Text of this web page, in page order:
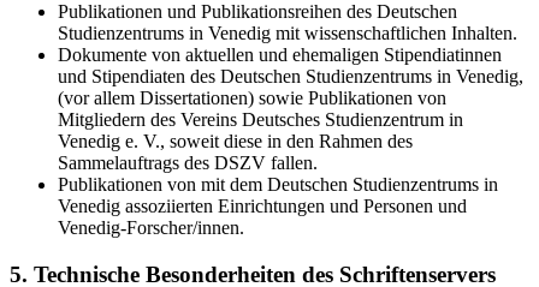
Publikationen und Publikationsreihen des Deutschen
Studienzentrums in Venedig mit wissenschaftlichen Inhalten.
Dokumente von aktuellen und ehemaligen Stipendiatinnen
und Stipendiaten des Deutschen Studienzentrums in Venedig,
(vor allem Dissertationen) sowie Publikationen von
Mitgliedern des Vereins Deutsches Studienzentrum in
Venedig e. V., soweit diese in den Rahmen des
Sammelauftrags des DSZV fallen.
Publikationen von mit dem Deutschen Studienzentrums in
Venedig assoziierten Einrichtungen und Personen und
Venedig-Forscher/innen.
5. Technische Besonderheiten des Schriftenservers